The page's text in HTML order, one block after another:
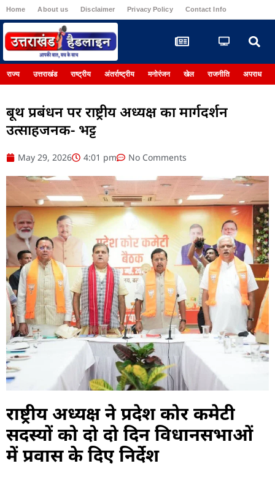
Home About us Disclaimer Privacy Policy Contact Info
राज्य उत्तराखंड राष्ट्रीय अंतर्राष्ट्रीय मनोरंजन खेल राजनीति अपराध
बूथ प्रबंधन पर राष्ट्रीय अध्यक्ष का मार्गदर्शन
उत्साहजनक- भट्ट
May 29, 2026 4:01 pm No Comments
राष्ट्रीय अध्यक्ष ने प्रदेश कोर कमेटी
सदस्यों को दो दो दिन विधानसभाओं
में प्रवास के दिए निर्देश